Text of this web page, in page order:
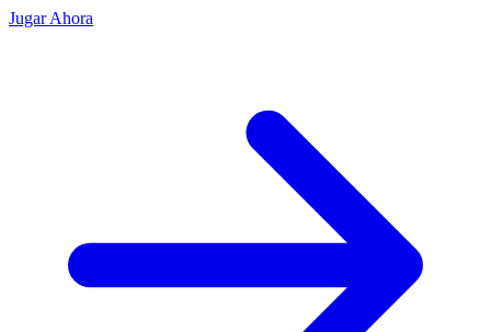
Jugar Ahora